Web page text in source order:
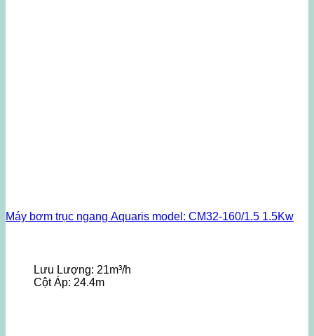
Máy bơm trục ngang Aquaris model: CM32-160/1.5 1.5Kw
Lưu Lượng: 21m³/h
Cột Áp: 24.4m